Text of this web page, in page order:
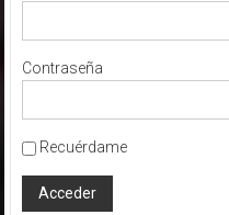
Contraseña
Recuérdame